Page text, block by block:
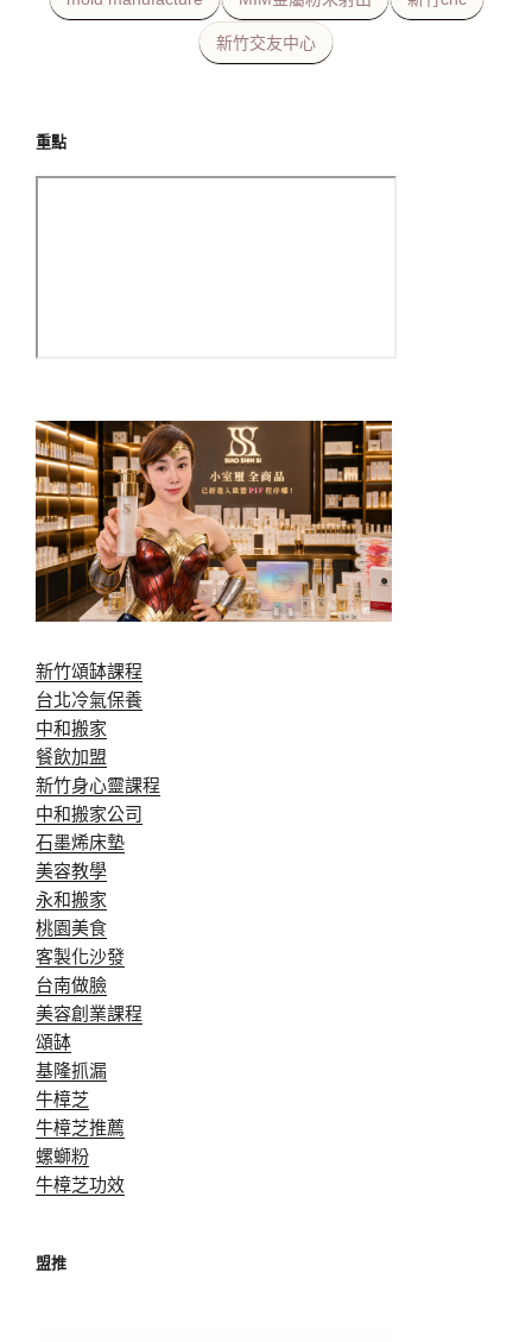
新竹交友中心
重點
新竹頌缽課程
台北冷氣保養
中和搬家
餐飲加盟
新竹身心靈課程
中和搬家公司
石墨烯床墊
美容教學
永和搬家
桃園美食
客製化沙發
台南做臉
美容創業課程
頌缽
基隆抓漏
牛樟芝
牛樟芝推薦
螺螄粉
牛樟芝功效
盟推